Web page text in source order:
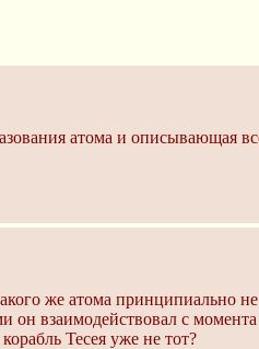
атома и описывающая
же атома принципиально
взаимодействовал с
Тесея уже не тот?